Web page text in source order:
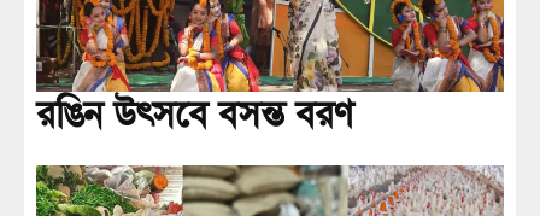
রঙিন উৎসবে বসন্ত বরণ